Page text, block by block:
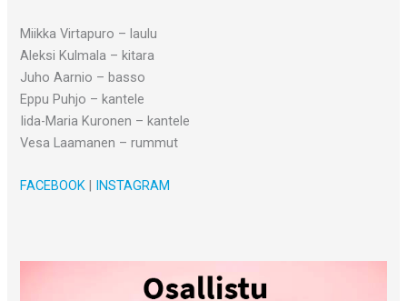
Miikka Virtapuro – laulu
Aleksi Kulmala – kitara
Juho Aarnio – basso
Eppu Puhjo – kantele
Iida-Maria Kuronen – kantele
Vesa Laamanen – rummut
FACEBOOK| INSTAGRAM